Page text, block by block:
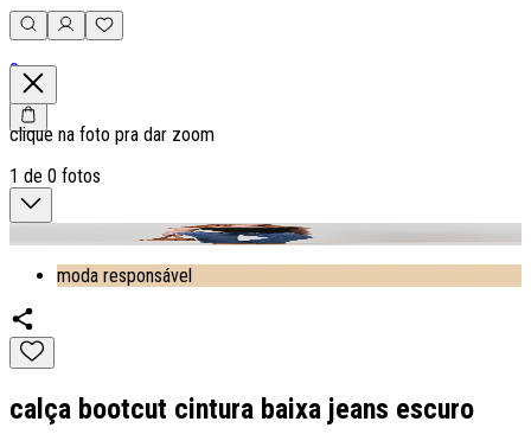
0
clique na foto pra dar zoom
1 de 0 fotos
moda responsável
calça bootcut cintura baixa jeans escuro